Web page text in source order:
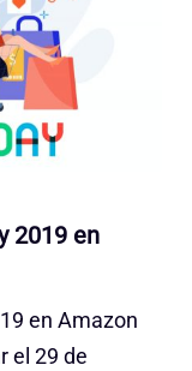
2019 en
en Amazon
el 29 de